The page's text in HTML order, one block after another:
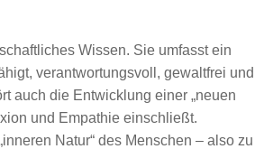
Wissen. Sie umfasst ein
verantwortungsvoll, gewaltfrei und
auch die Entwicklung einer „neuen
und Empathie einschließt.
Natur“ des Menschen – also zu